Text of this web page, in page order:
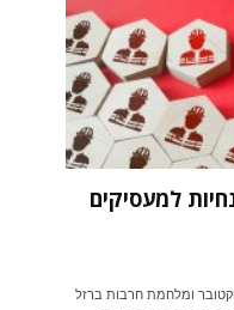
למעסיקים
הקשים אותם עברה מדינתנו החל מה-7 באוקטובר ומלחמת חרבות ברזל